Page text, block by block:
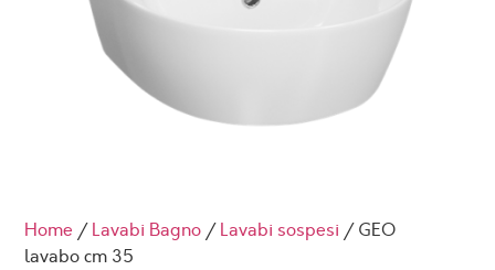
Home /Lavabi Bagno /Lavabi sospesi / GEO
lavabo cm 35